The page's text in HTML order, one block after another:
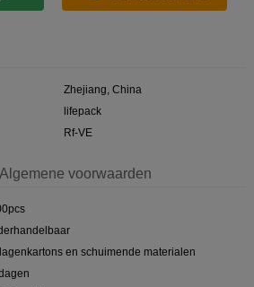
Zhejiang, China
lifepack
Rf-VE
voorwaarden
en schuimende materialen